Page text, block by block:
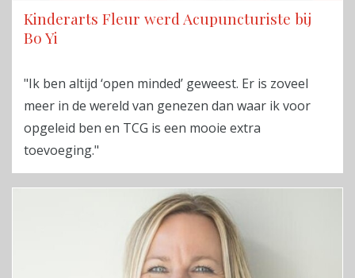
Kinderarts Fleur werd Acupuncturiste bij
Bo Yi
"Ik ben altijd ‘open minded’ geweest. Er is zoveel
meer in de wereld van genezen dan waar ik voor
opgeleid ben en TCG is een mooie extra
toevoeging."